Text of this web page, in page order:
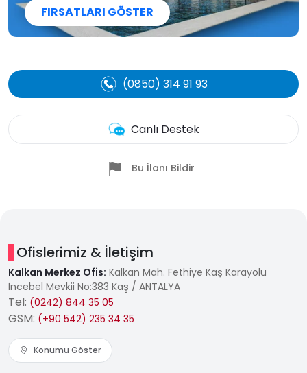
FIRSATLARI GÖSTER
(0850) 314 91 93
Canlı Destek
Bu İlanı Bildir
Ofislerimiz & İletişim
Kalkan Merkez Ofis: Kalkan Mah. Fethiye Kaş Karayolu
İncebel Mevkii No:383 Kaş / ANTALYA
Tel: (0242) 844 35 05
GSM: (+90 542) 235 34 35
Konumu Göster